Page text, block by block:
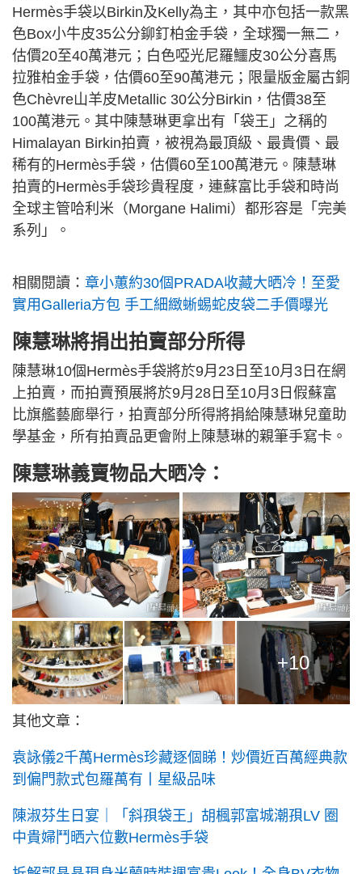
Hermès手袋以Birkin及Kelly為主，其中亦包括一款黑
色Box小牛皮35公分鉚釘柏金手袋，全球獨一無二，
估價20至40萬港元；白色啞光尼羅鱷皮30公分喜馬
拉雅柏金手袋，估價60至90萬港元；限量版金屬古銅
色Chèvre山羊皮Metallic 30公分Birkin，估價38至
100萬港元。其中陳慧琳更拿出有「袋王」之稱的
Himalayan Birkin拍賣，被視為最頂級、最貴價、最
稀有的Hermès手袋，估價60至100萬港元。陳慧琳
拍賣的Hermès手袋珍貴程度，連蘇富比手袋和時尚
全球主管哈利米（Morgane Halimi）都形容是「完美
系列」。
相關閱讀： 章小蕙約30個PRADA收藏大晒冷！至愛
實用Galleria方包 手工細緻蜥蜴蛇皮袋二手價曝光
陳慧琳將捐出拍賣部分所得
陳慧琳10個Hermès手袋將於9月23日至10月3日在網
上拍賣，而拍賣預展將於9月28日至10月3日假蘇富
比旗艦藝廊舉行，拍賣部分所得將捐給陳慧琳兒童助
學基金，所有拍賣品更會附上陳慧琳的親筆手寫卡。
陳慧琳義賣物品大晒冷：
+10
其他文章：
袁詠儀2千萬Hermès珍藏逐個睇！炒價近百萬經典款
到偏門款式包羅萬有丨星級品味
陳淑芬生日宴｜「斜孭袋王」胡楓郭富城潮孭LV 圈
中貴婦鬥晒六位數Hermès手袋